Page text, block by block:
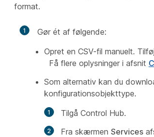
format.
1
Gør ét af følgende:
Opret en CSV-fil manuelt.
Få flere oplysninger i afsnit
Som alternativ kan du
konfigurationsobjekttype.
Tilgå Control Hub.
Fra skærmen Services